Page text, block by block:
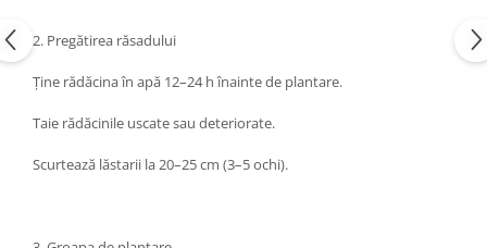
2. Pregătirea răsadului
Ține rădăcina în apă 12–24 h înainte de plantare.
Taie rădăcinile uscate sau deteriorate.
Scurtează lăstarii la 20–25 cm (3–5 ochi).